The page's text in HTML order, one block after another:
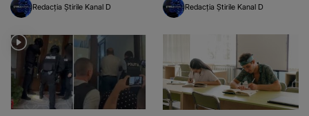
Redacția Știrile Kanal D Redacția Știrile Kanal D